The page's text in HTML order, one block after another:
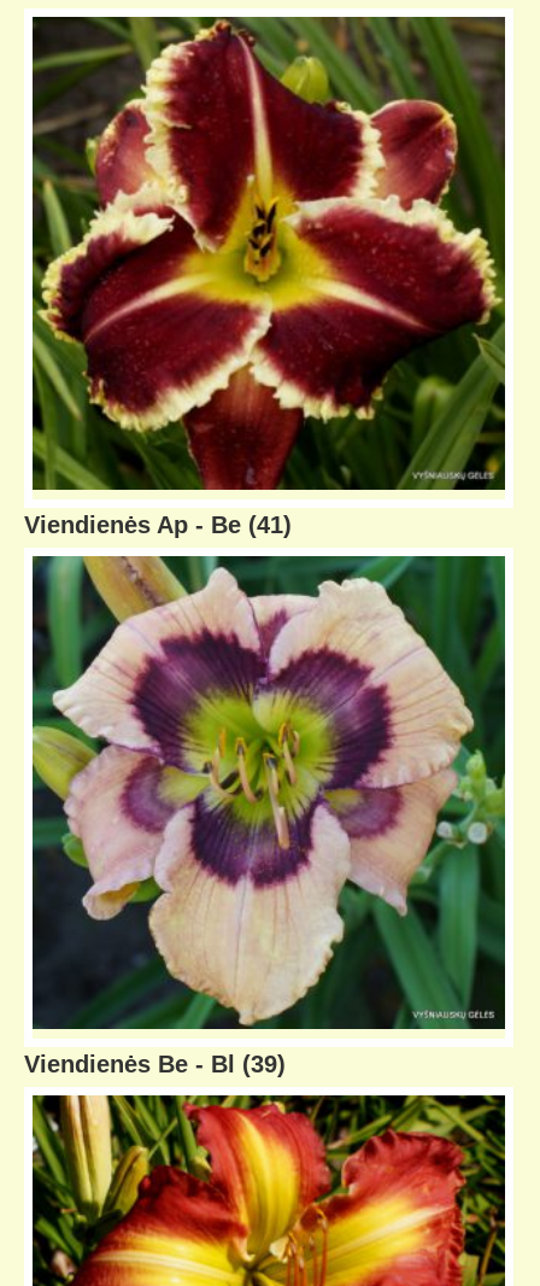
Viendienės Ap - Be (41)
Viendienės Be - Bl (39)